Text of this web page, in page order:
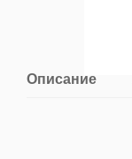
Описание